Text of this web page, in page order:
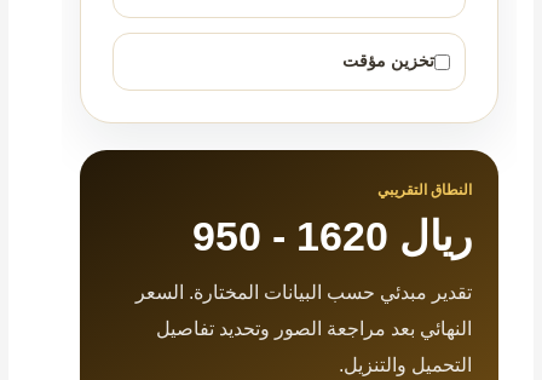
تخزين مؤقت
النطاق التقريبي
950 - 1620 ريال
تقدير مبدئي حسب البيانات المختارة. السعر
النهائي بعد مراجعة الصور وتحديد تفاصيل
التحميل والتنزيل.